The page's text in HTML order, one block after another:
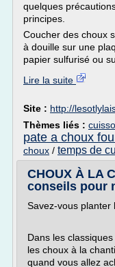
quelques
principes.
Coucher des choux
à douille sur une
papier sulfurisé ou
Lire la suite
Site : http://
Thèmes liés :
pate a choux
choux / temps de
CHOUX À LA
conseils pour
Savez-vous planter
Dans les
les choux à la
quand vous allez